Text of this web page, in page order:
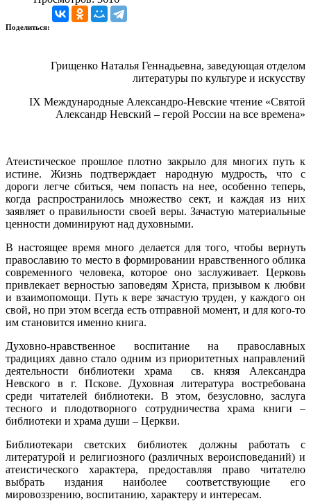
Поделиться:
Грищенко Наталья Геннадьевна, заведующая отделом
литературы по культуре и искусству
IX Международные Александро-Невские чтение «Святой
Александр Невский – герой России на все времена»
Атеистическое прошлое плотно закрыло для многих путь к
истине. Жизнь подтверждает народную мудрость, что с
дороги легче сбиться, чем попасть на нее, особенно теперь,
когда распространилось множество сект, и каждая из них
заявляет о правильности своей веры. Зачастую материальные
ценности доминируют над духовными.
В настоящее время много делается для того, чтобы вернуть
православию то место в формировании нравственного облика
современного человека, которое оно заслуживает. Церковь
привлекает верностью заповедям Христа, призывом к любви
и взаимопомощи. Путь к вере зачастую труден, у каждого он
свой, но при этом всегда есть отправной момент, и для кого-то
им становится именно книга.
Духовно-нравственное воспитание на православных
традициях давно стало одним из приоритетных направлений
деятельности библиотеки храма св. князя Александра
Невского в г. Пскове. Духовная литература востребована
среди читателей библиотеки. В этом, безусловно, заслуга
тесного и плодотворного сотрудничества храма книги –
библиотеки и храма души – Церкви.
Библиотекари светских библиотек должны работать с
литературой и религиозного (различных вероисповеданий) и
атеистического характера, предоставляя право читателю
выбрать издания наиболее соответствующие его
мировоззрению, воспитанию, характеру и интересам.